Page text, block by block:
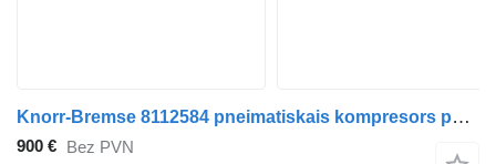
Knorr-Bremse 8112584 pneimatiskais kompresors paredzēts Volvo FH12-FH16 vilcēja
900 €
Bez PVN